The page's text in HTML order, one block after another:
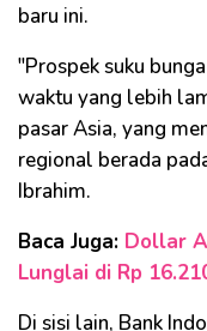
baru ini.
"Prospek suku
waktu yang lebih
pasar Asia, yang
regional berada
Ibrahim.
Baca Juga: Dollar
Lunglai di Rp
Di sisi lain, Bank